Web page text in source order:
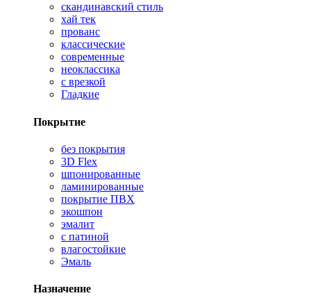
скандинавский стиль
хай тек
прованс
классические
современные
неоклассика
с врезкой
Гладкие
Покрытие
без покрытия
3D Flex
шпонированные
ламинированные
покрытие ПВХ
экошпон
эмалит
с патиной
влагостойкие
Эмаль
Назначение